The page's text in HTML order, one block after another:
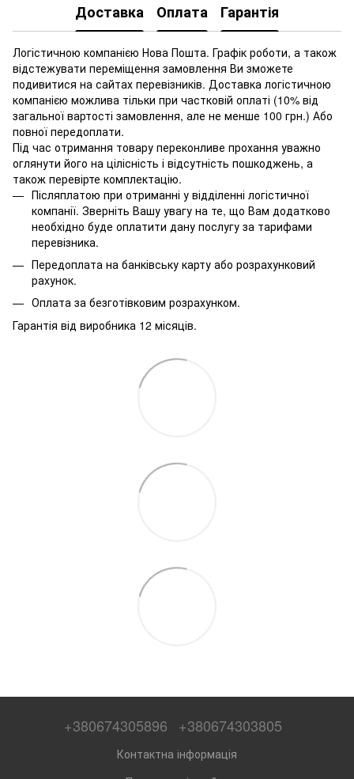
Доставка Оплата Гарантія
Логістичною компанією Нова Пошта. Графік роботи, а також
відстежувати переміщення замовлення Ви зможете
подивитися на сайтах перевізників. Доставка логістичною
компанією можлива тільки при частковій оплаті (10% від
загальної вартості замовлення, але не менше 100 грн.) Або
повної передоплати.
Під час отримання товару переконливе прохання уважно
оглянути його на цілісність і відсутність пошкоджень, а
також перевірте комплектацію.
Післяплатою при отриманні у відділенні логістичної
компанії. Зверніть Вашу увагу на те, що Вам додатково
необхідно буде оплатити дану послугу за тарифами
перевізника.
Передоплата на банківську карту або розрахунковий
рахунок.
Оплата за безготівковим розрахунком.
Гарантія від виробника 12 місяців.
+380674305896 +380674303805
Контактна інформація